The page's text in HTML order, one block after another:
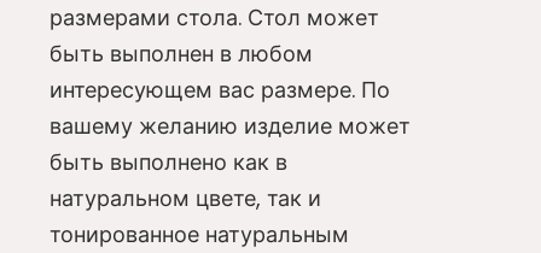
размерами стола. Стол может
быть выполнен в любом
интересующем вас размере. По
вашему желанию изделие может
быть выполнено как в
натуральном цвете, так и
тонированное натуральным